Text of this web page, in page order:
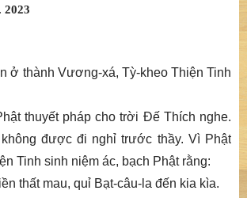
2023
ở thành Vương-xá, Tỳ-kheo Thiện Tinh
thuyết pháp cho trời Đế Thích nghe.
được đi nghỉ trước thầy. Vì Phật
Tinh sinh niệm ác, bạch Phật rằng:
thất mau, quỉ Bạt-câu-la đến kia kìa.